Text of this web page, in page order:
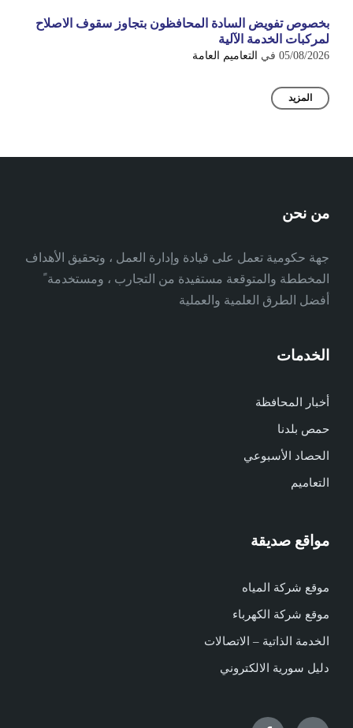
بخصوص تفويض السادة المحافظون بتجاوز سقوف الاصلاح
لمركبات الخدمة الآلية
05/08/2026 في التعاميم العامة
المزيد
من نحن
جهة حكومية تعمل على قيادة وإدارة العمل ، وتحقيق الأهداف
المخططة والمتوقعة مستفيدة من التجارب ، ومستخدمة ً
أفضل الطرق العلمية والعملية
الخدمات
أخبار المحافظة
حمص بلدنا
الحصاد الأسبوعي
التعاميم
مواقع صديقة
موقع شركة المياه
موقع شركة الكهرباء
الخدمة الذاتية – الاتصالات
دليل سورية الالكتروني